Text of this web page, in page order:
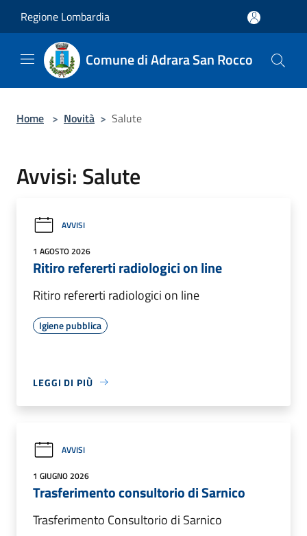
Regione Lombardia
Comune di Adrara San Rocco
Home > Novità > Salute
Avvisi: Salute
AVVISI
1 AGOSTO 2026
Ritiro refererti radiologici on line
Ritiro refererti radiologici on line
Igiene pubblica
LEGGI DI PIÙ
AVVISI
1 GIUGNO 2026
Trasferimento consultorio di Sarnico
Trasferimento Consultorio di Sarnico